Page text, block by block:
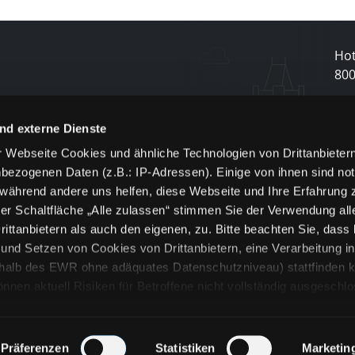
externe Dienste
Cookies und ähnliche Technologien von
Daten (z.B.: IP-Adressen). Einige von ihnen sind
andere uns helfen, diese Webseite und Ihre Erfahrung
Schaltfläche „Alle zulassen“ stimmen Sie der Verwendung
als auch den eigenen, zu. Bitte beachten Sie, dass
Setzen von Cookies von Drittanbietern, eine Verarbeitung
des EWR ohne adäquates Datenschutzniveau) stattfinden
aktuell Risiken für Betroffene nicht vollständig
zu den verschiedenen Kategorien von Cookies und
Präferenzen Statistiken
800